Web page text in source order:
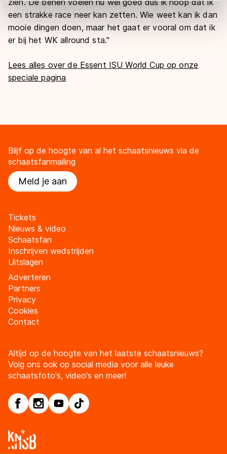
adequaat beschermingsniveau geldt volgens de GDPR.
Door op ‘Toestaan’ te klikken, stemt u in met deze
overdracht. Meer informatie vindt u in onscookiebeleid .
een strakke race neer kan zetten. Wie weet kan ik dan
mooie dingen doen, maar het gaat er vooral om dat ik
er bij het WK allround sta."
Lees alles over de Essent ISU World Cup op onze
speciale pagina
Blijf op de hoogte van al het schaatsnieuws via de
schaatsfanmailing
Meld je aan
Tickets
Nieuws & video
Schaatsfan
Inschrijven wedstrijden
Uitslagen
Adverteren
Partners
Privacy
Cookies
Contact
Altijd op de hoogte van het laatste schaatsnieuws?
Volg ons ook op social media voor alle leuke
schaatsfoto's, video's en meer!